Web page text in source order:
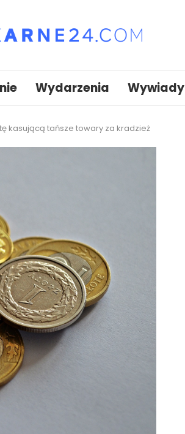
Wydarzenia Wywiady
kasującą tańsze towary za kradzież